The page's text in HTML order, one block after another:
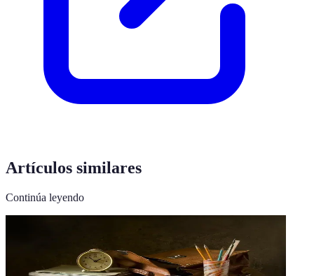
Artículos similares
Continúa leyendo